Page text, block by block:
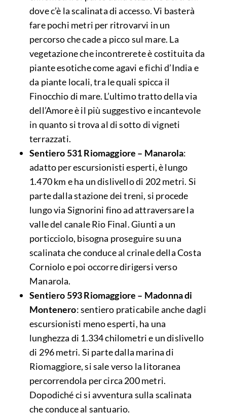
dove c’è la scalinata di accesso. Vi basterà
fare pochi metri per ritrovarvi in un
percorso che cade a picco sul mare. La
vegetazione che incontrerete è costituita da
piante esotiche come agavi e fichi d’India e
da piante locali, tra le quali spicca il
Finocchio di mare. L’ultimo tratto della via
dell’Amore è il più suggestivo e incantevole
in quanto si trova al di sotto di vigneti
terrazzati.
Sentiero 531 Riomaggiore – Manarola:
adatto per escursionisti esperti, è lungo
1.470 km e ha un dislivello di 202 metri. Si
parte dalla stazione dei treni, si procede
lungo via Signorini fino ad attraversare la
valle del canale Rio Final. Giunti a un
porticciolo, bisogna proseguire su una
scalinata che conduce al crinale della Costa
Corniolo e poi occorre dirigersi verso
Manarola.
Sentiero 593 Riomaggiore – Madonna di
Montenero: sentiero praticabile anche dagli
escursionisti meno esperti, ha una
lunghezza di 1.334 chilometri e un dislivello
di 296 metri. Si parte dalla marina di
Riomaggiore, si sale verso la litoranea
percorrendola per circa 200 metri.
Dopodiché ci si avventura sulla scalinata
che conduce al santuario.